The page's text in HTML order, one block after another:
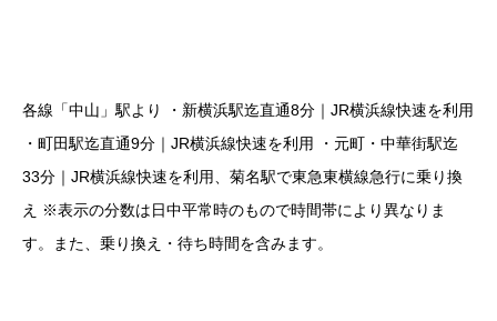
各線「中山」駅より ・新横浜駅迄直通8分｜JR横浜線快速を利用
・町田駅迄直通9分｜JR横浜線快速を利用 ・元町・中華街駅迄
33分｜JR横浜線快速を利用、菊名駅で東急東横線急行に乗り換
え ※表示の分数は日中平常時のもので時間帯により異なりま
す。また、乗り換え・待ち時間を含みます。